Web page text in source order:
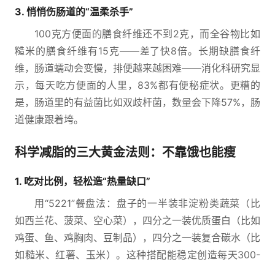
3. 悄悄伤肠道的“温柔杀手”
100克方便面的膳食纤维还不到2克，而全谷物比如
糙米的膳食纤维有15克——差了快8倍。长期缺膳食纤
维，肠道蠕动会变慢，排便越来越困难——消化科研究显
示，每天吃方便面的人里，83%都有便秘症状。更糟的
是，肠道里的有益菌比如双歧杆菌，数量会下降57%，肠
道健康跟着垮。
科学减脂的三大黄金法则：不靠饿也能瘦
1. 吃对比例，轻松造“热量缺口”
用“5221”餐盘法：盘子的一半装非淀粉类蔬菜（比
如西兰花、菠菜、空心菜），四分之一装优质蛋白（比如
鸡蛋、鱼、鸡胸肉、豆制品），四分之一装复合碳水（比
如糙米、红薯、玉米）。这种搭配能稳定创造每天300-